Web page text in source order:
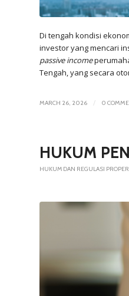
Di tengah kondisi
investor yang mencari
passive income
Tengah, yang secara
MARCH 26, 2026 / 0
HUKUM
HUKUM DAN REGULASI